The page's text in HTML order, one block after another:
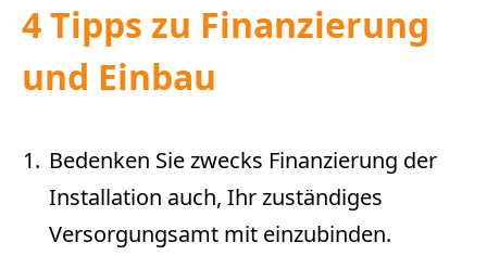
4 Tipps zu Finanzierung
und Einbau
Bedenken Sie zwecks Finanzierung der
Installation auch, Ihr zuständiges
Versorgungsamt mit einzubinden.